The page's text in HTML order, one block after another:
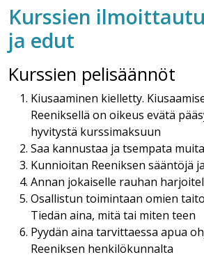
Kurssien
ja edut
Kurssien pelisäännöt
Kiusaaminen kielletty.
Reeniksellä on oikeus evätä
hyvitystä kurssimaksuun
Saa kannustaa ja tsempata muita
Kunnioitan Reeniksen sääntöjä
Annan jokaiselle rauhan
Osallistun toimintaan omien
Tiedän aina, mitä tai miten teen
Pyydän aina tarvittaessa apua
Reeniksen henkilökunnalta